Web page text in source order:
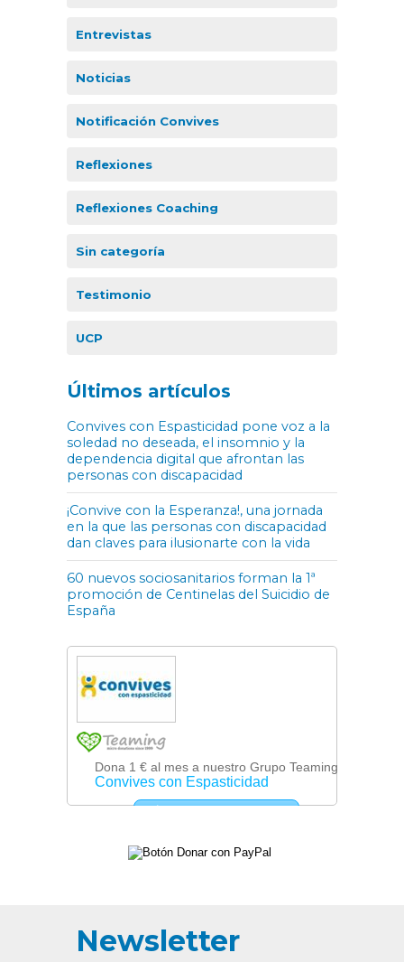
Entrevistas
Noticias
Notificación Convives
Reflexiones
Reflexiones Coaching
Sin categoría
Testimonio
UCP
Últimos artículos
Convives con Espasticidad pone voz a la
soledad no deseada, el insomnio y la
dependencia digital que afrontan las
personas con discapacidad
¡Convive con la Esperanza!, una jornada
en la que las personas con discapacidad
dan claves para ilusionarte con la vida
60 nuevos sociosanitarios forman la 1ª
promoción de Centinelas del Suicidio de
España
Newsletter